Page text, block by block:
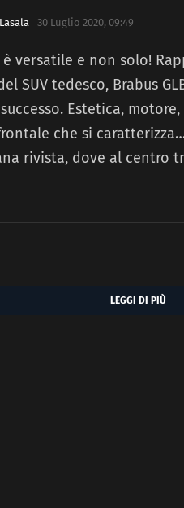
30 Luglio 2020, 09:49
è versatile e non solo!
SUV tedesco, Brabus
Estetica,
che si
rivista, dove al centro
LEGGI DI PIÙ